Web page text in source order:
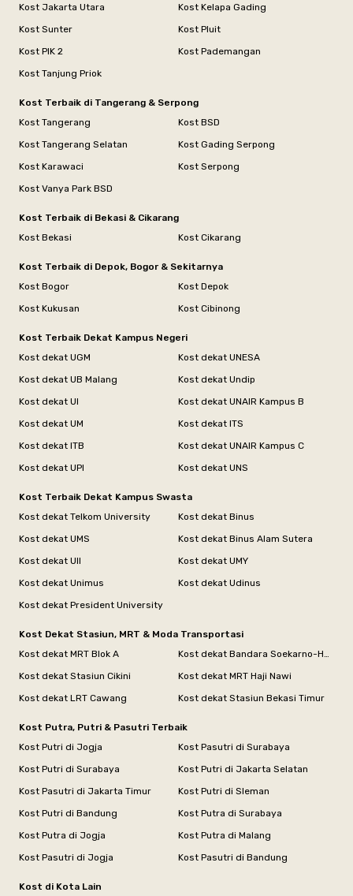
Kost Jakarta Utara
Kost Kelapa Gading
Kost Sunter
Kost Pluit
Kost PIK 2
Kost Pademangan
Kost Tanjung Priok
Kost Terbaik di Tangerang & Serpong
Kost Tangerang
Kost BSD
Kost Tangerang Selatan
Kost Gading Serpong
Kost Karawaci
Kost Serpong
Kost Vanya Park BSD
Kost Terbaik di Bekasi & Cikarang
Kost Bekasi
Kost Cikarang
Kost Terbaik di Depok, Bogor & Sekitarnya
Kost Bogor
Kost Depok
Kost Kukusan
Kost Cibinong
Kost Terbaik Dekat Kampus Negeri
Kost dekat UGM
Kost dekat UNESA
Kost dekat UB Malang
Kost dekat Undip
Kost dekat UI
Kost dekat UNAIR Kampus B
Kost dekat UM
Kost dekat ITS
Kost dekat ITB
Kost dekat UNAIR Kampus C
Kost dekat UPI
Kost dekat UNS
Kost Terbaik Dekat Kampus Swasta
Kost dekat Telkom University
Kost dekat Binus
Kost dekat UMS
Kost dekat Binus Alam Sutera
Kost dekat UII
Kost dekat UMY
Kost dekat Unimus
Kost dekat Udinus
Kost dekat President University
Kost Dekat Stasiun, MRT & Moda Transportasi
Kost dekat MRT Blok A
Kost dekat Bandara Soekarno-Hatta
Kost dekat Stasiun Cikini
Kost dekat MRT Haji Nawi
Kost dekat LRT Cawang
Kost dekat Stasiun Bekasi Timur
Kost Putra, Putri & Pasutri Terbaik
Kost Putri di Jogja
Kost Pasutri di Surabaya
Kost Putri di Surabaya
Kost Putri di Jakarta Selatan
Kost Pasutri di Jakarta Timur
Kost Putri di Sleman
Kost Putri di Bandung
Kost Putra di Surabaya
Kost Putra di Jogja
Kost Putra di Malang
Kost Pasutri di Jogja
Kost Pasutri di Bandung
Kost di Kota Lain